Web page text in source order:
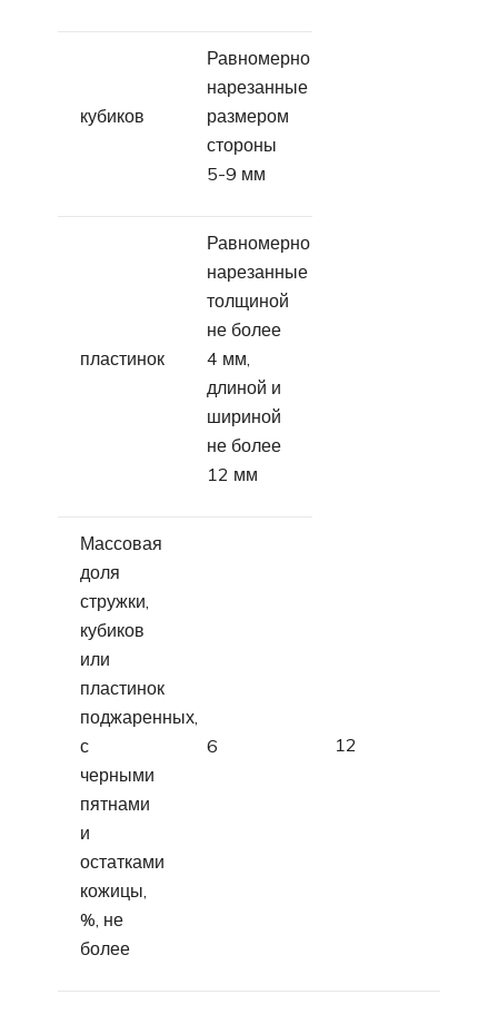
кубиков
Равномерно
нарезанные
размером
стороны
5-9 мм
пластинок
Равномерно
нарезанные
толщиной
не более
4 мм,
длиной и
шириной
не более
12 мм
Массовая
доля
стружки,
кубиков
или
пластинок
поджаренных,
с
черными
пятнами
и
остатками
кожицы,
%, не
более
6 12